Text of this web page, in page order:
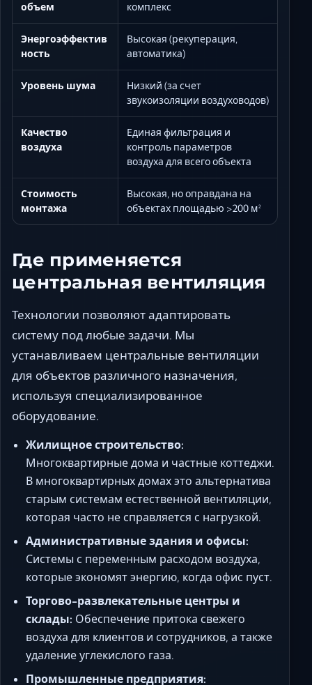
объем
комплекс
Энергоэффектив
ность
Высокая (рекуперация,
автоматика)
Уровень шума
Низкий (за счет
звукоизоляции воздуховодов)
Качество
воздуха
Единая фильтрация и
контроль параметров
воздуха для всего объекта
Стоимость
монтажа
Высокая, но оправдана на
объектах площадью >200 м²
Где применяется
центральная вентиляция
Технологии позволяют адаптировать
систему под любые задачи. Мы
устанавливаем центральные вентиляции
для объектов различного назначения,
используя специализированное
оборудование.
Жилищное строительство:
Многоквартирные дома и частные коттеджи.
В многоквартирных домах это альтернатива
старым системам естественной вентиляции,
которая часто не справляется с нагрузкой.
Административные здания и офисы:
Системы с переменным расходом воздуха,
которые экономят энергию, когда офис пуст.
Торгово-развлекательные центры и
склады: Обеспечение притока свежего
воздуха для клиентов и сотрудников, а также
удаление углекислого газа.
Промышленные предприятия: